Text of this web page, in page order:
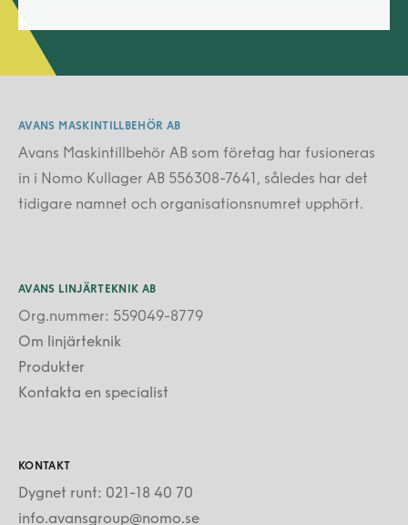
AVANS MASKINTILLBEHÖR AB
Avans Maskintillbehör AB som företag har fusioneras
in i Nomo Kullager AB 556308-7641, således har det
tidigare namnet och organisationsnumret upphört.
AVANS LINJÄRTEKNIK AB
Org.nummer: 559049-8779
Om linjärteknik
Produkter
Kontakta en specialist
KONTAKT
Dygnet runt: 021-18 40 70
info.avansgroup@nomo.se